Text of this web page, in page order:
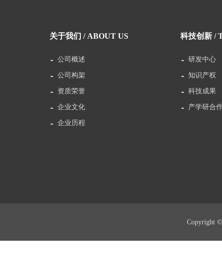
关于我们 / ABOUT US
公司概述
公司构架
资质荣誉
企业文化
企业历程
科技创新 /
研发中心
知识产权
科技成果
产学研合
Copyright